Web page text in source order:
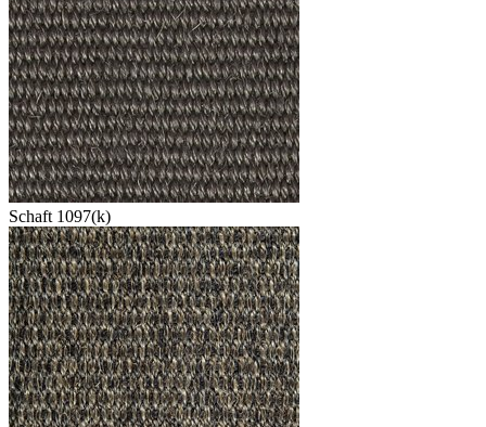
Schaft 1097(k)